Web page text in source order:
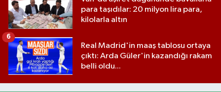
para taşıdılar: 20 milyon lira para,
kilolarla altın
Real Madrid'in maaş tablosu ortaya
çıktı: Arda Güler'in kazandığı rakam
belli oldu...
6